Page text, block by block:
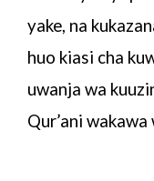
yake, na
huo kiasi cha
uwanja wa
Qur’ani wakawa